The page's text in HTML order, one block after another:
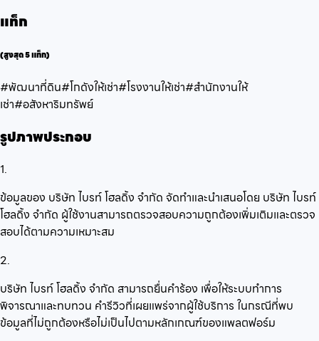
แท็ก
(สูงสุด 5 แท็ก)
#พัฒนาที่ดิน#โกดังให้เช่า#โรงงานให้เช่า#สำนักงานให้
เช่า#อสังหาริมทรัพย์
รูปภาพประกอบ
1.
ข้อมูลของ บริษัท ไบรท์ โฮลดิ้ง จำกัด จัดทำและนำเสนอโดย บริษัท ไบรท์
โฮลดิ้ง จำกัด ผู้ใช้งานสามารถตรวจสอบความถูกต้องเพิ่มเติมและตรวจ
สอบได้ตามความเหมาะสม
2.
บริษัท ไบรท์ โฮลดิ้ง จำกัด สามารถยื่นคำร้อง เพื่อให้ระบบทำการ
พิจารณาและทบทวน คำรีวิวที่เผยแพร่จากผู้ใช้บริการ ในกรณีที่พบ
ข้อมูลที่ไม่ถูกต้องหรือไม่เป็นไปตามหลักเกณฑ์ของแพลตฟอร์ม